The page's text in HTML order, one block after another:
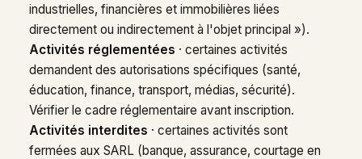
industrielles, financières et immobilières liées
directement ou indirectement à l'objet principal »).
Activités réglementées · certaines activités
demandent des autorisations spécifiques (santé,
éducation, finance, transport, médias, sécurité).
Vérifier le cadre réglementaire avant inscription.
Activités interdites · certaines activités sont
fermées aux SARL (banque, assurance, courtage en